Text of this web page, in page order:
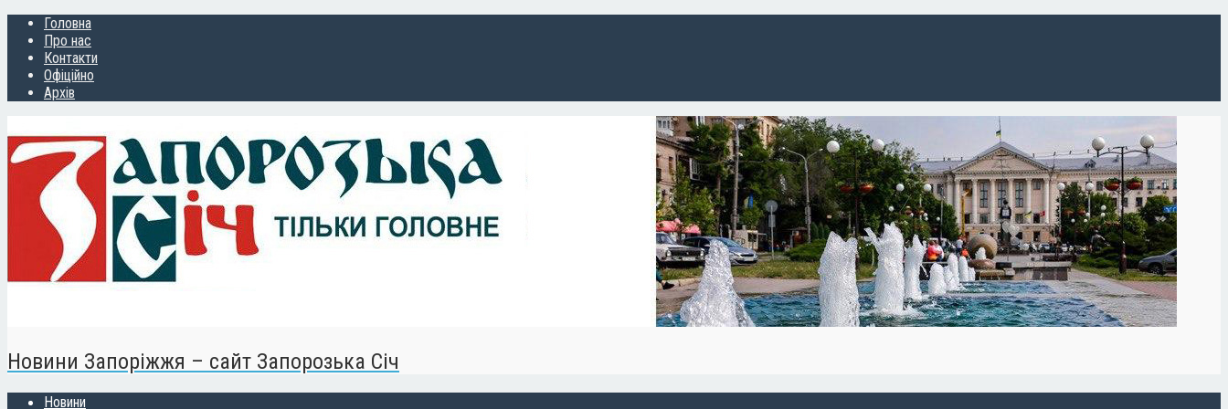
Головна
Про нас
Контакти
Офіційно
Архів
Новини Запоріжжя – сайт Запорозька Січ
Новини